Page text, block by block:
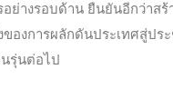
ย่างรอบด้าน ยืนยันอีกว่าส
องการผลักดันประเทศสู่ปร
รุ่นต่อไป